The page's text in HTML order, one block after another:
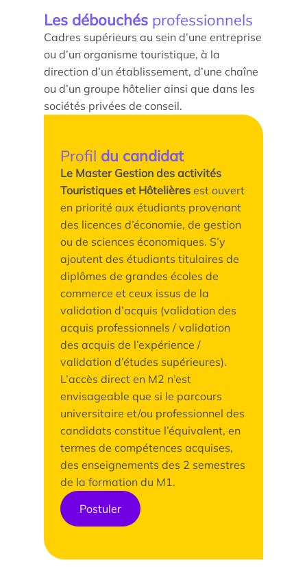
Parcours doctoral
École doctorale
En savoir +
Compétences et attentes professionnelles dans les
métiers territoriaux touristiques
Transformation des carrières en tourisme
Les enjeux de l’égalité femmes-hommes dans les
métiers touristiques
Les débouchés professionnels
Cadres supérieurs au sein d’une entreprise
ou d’un organisme touristique, à la
direction d’un établissement, d’une chaîne
ou d’un groupe hôtelier ainsi que dans les
sociétés privées de conseil.
Profil du candidat
Le Master Gestion des activités
Touristiques et Hôtelières est ouvert
en priorité aux étudiants provenant
des licences d’économie, de gestion
ou de sciences économiques. S’y
ajoutent des étudiants titulaires de
diplômes de grandes écoles de
commerce et ceux issus de la
validation d’acquis (validation des
acquis professionnels / validation
des acquis de l’expérience /
validation d’études supérieures).
L’accès direct en M2 n’est
envisageable que si le parcours
universitaire et/ou professionnel des
candidats constitue l’équivalent, en
termes de compétences acquises,
des enseignements des 2 semestres
de la formation du M1.
Postuler